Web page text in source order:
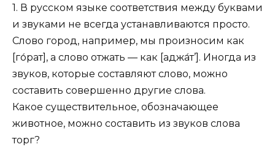
1. В русском языке соответствия между буквами
и звуками не всегда устанавливаются просто.
Слово город, например, мы произносим как
[го́рат], а слово отжать — как [аджа́т’]. Иногда из
звуков, которые составляют слово, можно
составить совершенно другие слова.
Какое существительное, обозначающее
животное, можно составить из звуков слова
торг?